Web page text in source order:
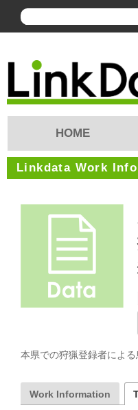
HOME
Linkdata Work
本県での狩猟登録者によ
Work Information